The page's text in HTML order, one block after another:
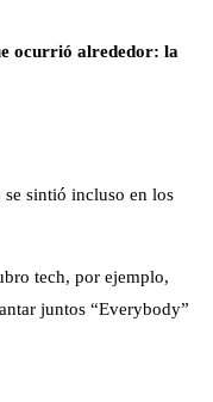
ocurrió alrededor: la
sintió incluso en los
tech, por ejemplo,
juntos “Everybody”